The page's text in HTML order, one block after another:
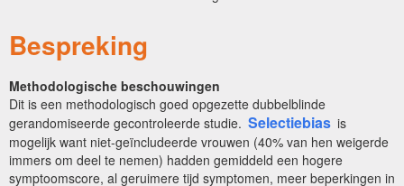
Bespreking
Methodologische beschouwingen
Dit is een methodologisch goed opgezette dubbelblinde
gerandomiseerde gecontroleerde studie. Selectiebias is
mogelijk want niet-geïncludeerde vrouwen (40% van hen weigerde
immers om deel te nemen) hadden gemiddeld een hogere
symptoomscore, al geruimere tijd symptomen, meer beperkingen in